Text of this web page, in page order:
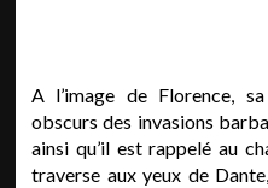
A l’image de Florence,
obscurs des invasions
ainsi qu’il est rappelé au
traverse aux yeux de